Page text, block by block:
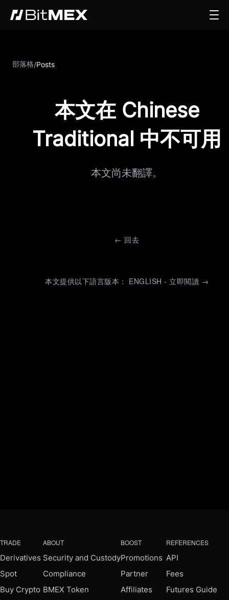
部落格/Posts
本文在 Chinese
Traditional 中不可用
本文尚未翻譯。
← 回去
本文提供以下語言版本： ENGLISH - 立即閱讀 →
TRADE
Derivatives
Spot
Buy Crypto
ABOUT
Security and Custody
Compliance
BMEX Token
BOOST
Promotions
Partner
Affiliates
REFERENCES
API
Fees
Futures Guide